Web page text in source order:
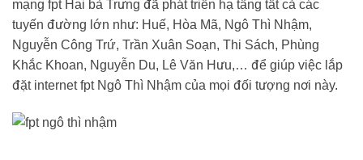
mạng fpt Hai bà Trưng đã phát triển hạ tầng tất cả các
tuyến đường lớn như: Huế, Hòa Mã, Ngô Thì Nhậm,
Nguyễn Công Trứ, Trần Xuân Soạn, Thi Sách, Phùng
Khắc Khoan, Nguyễn Du, Lê Văn Hưu,… để giúp việc lắp
đặt internet fpt Ngô Thì Nhậm của mọi đối tượng nơi này.